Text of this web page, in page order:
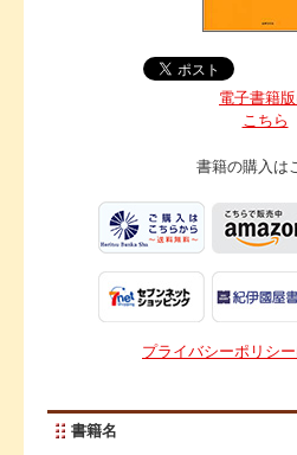
電子書籍
こちら
書籍の購入は
プライバシーポリシ
書籍名